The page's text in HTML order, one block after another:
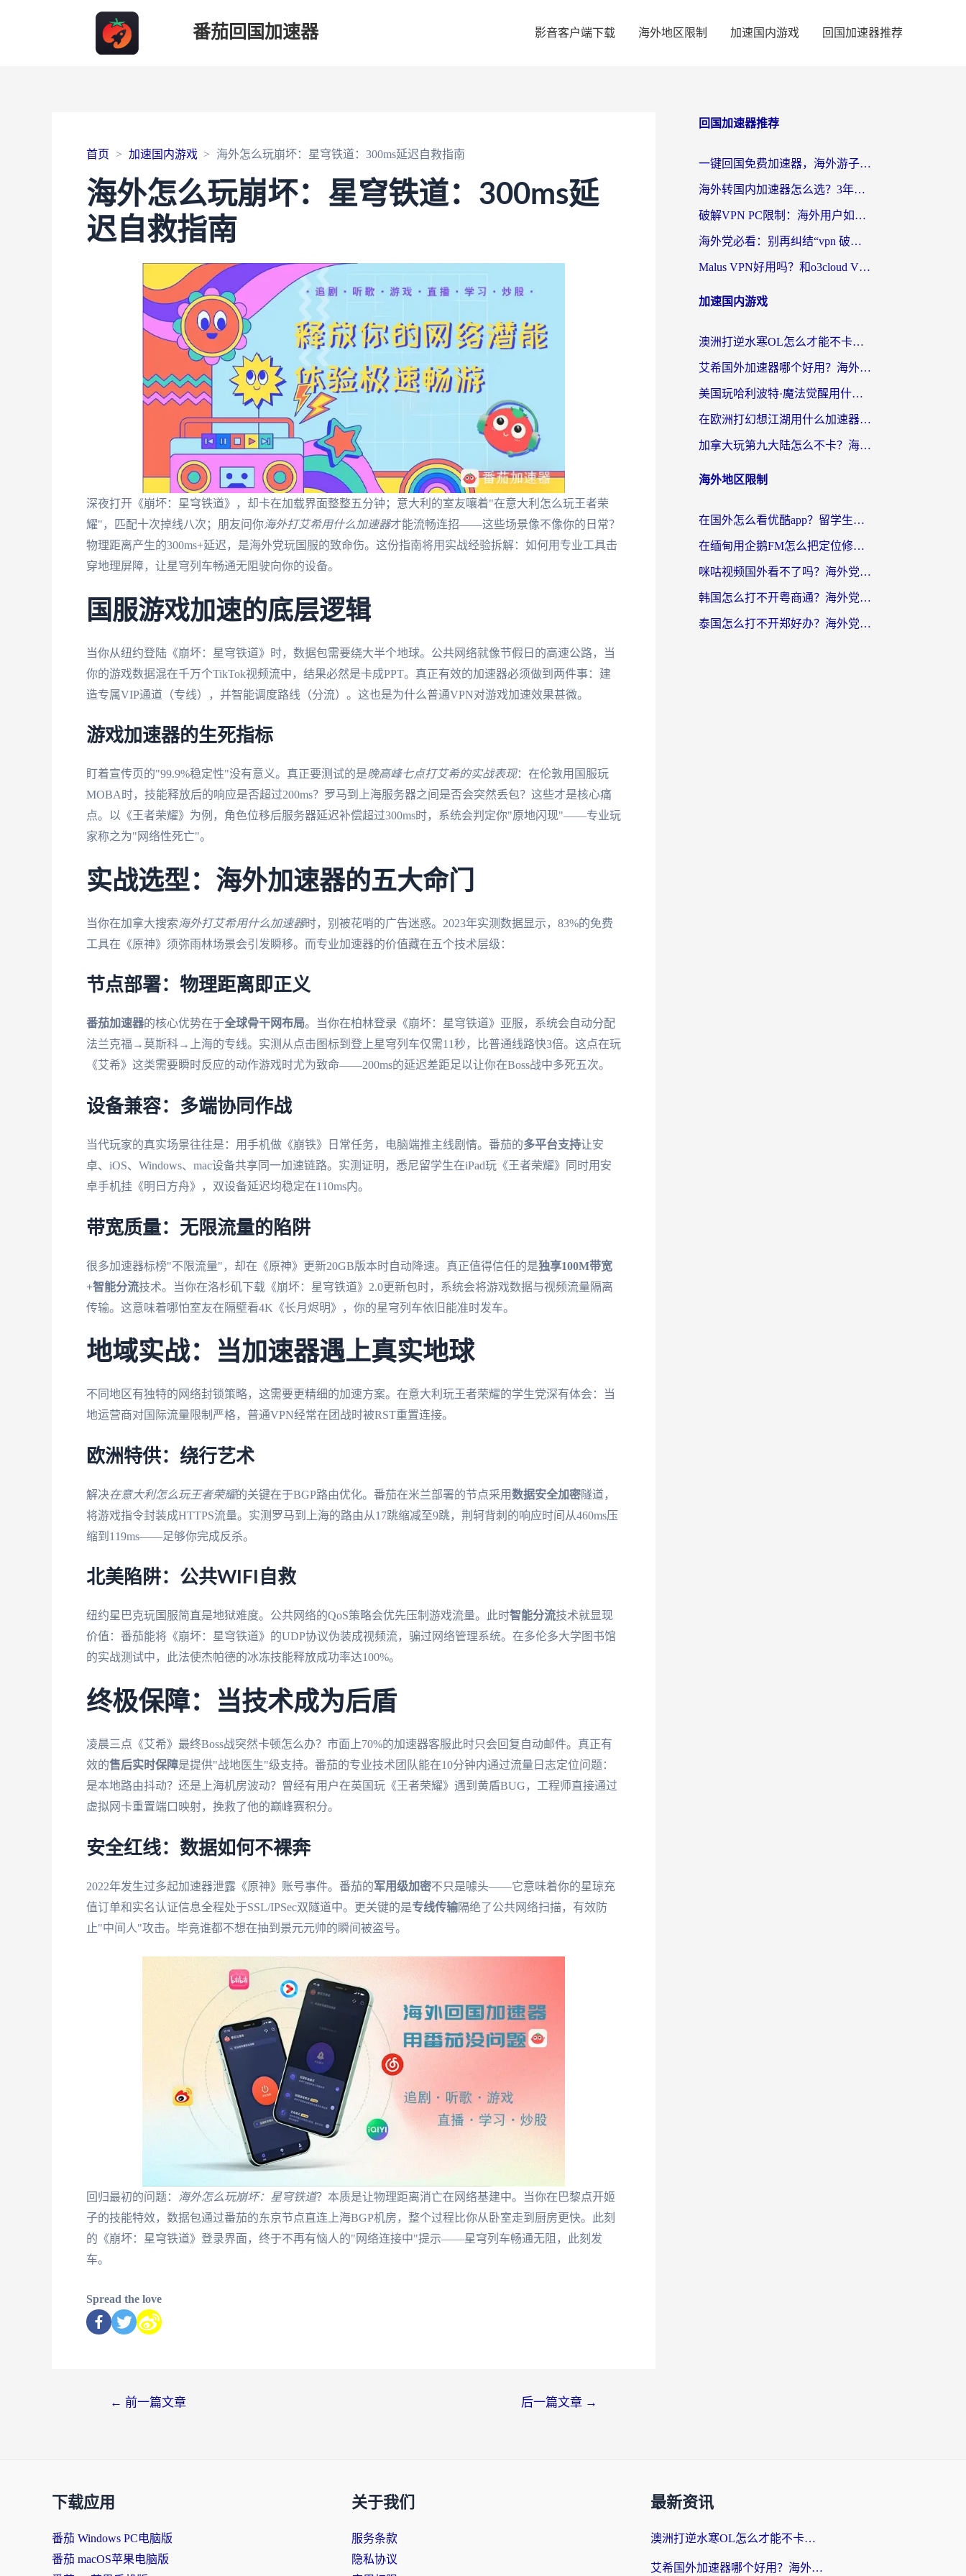
番茄回国加速器 影音客户端下载 海外地区限制 加速国内游戏 回国加速器推荐
首页 加速国内游戏 海外怎么玩崩坏：星穹铁道：300ms延迟自救指南
海外怎么玩崩坏：星穹铁道：300ms延
迟自救指南
深夜打开《崩坏：星穹铁道》，却卡在加载界面整整五分钟；意大利的室友嚷着"在意大利怎么玩王者荣
耀"，匹配十次掉线八次；朋友问你海外打艾希用什么加速器才能流畅连招——这些场景像不像你的日常？
物理距离产生的300ms+延迟，是海外党玩国服的致命伤。这份指南将用实战经验拆解：如何用专业工具击
穿地理屏障，让星穹列车畅通无阻驶向你的设备。
国服游戏加速的底层逻辑
当你从纽约登陆《崩坏：星穹铁道》时，数据包需要绕大半个地球。公共网络就像节假日的高速公路，当
你的游戏数据混在千万个TikTok视频流中，结果必然是卡成PPT。真正有效的加速器必须做到两件事：建
造专属VIP通道（专线），并智能调度路线（分流）。这也是为什么普通VPN对游戏加速效果甚微。
游戏加速器的生死指标
盯着宣传页的"99.9%稳定性"没有意义。真正要测试的是晚高峰七点打艾希的实战表现：在伦敦用国服玩
MOBA时，技能释放后的响应是否超过200ms？罗马到上海服务器之间是否会突然丢包？这些才是核心痛
点。以《王者荣耀》为例，角色位移后服务器延迟补偿超过300ms时，系统会判定你"原地闪现"——专业玩
家称之为"网络性死亡"。
实战选型：海外加速器的五大命门
当你在加拿大搜索海外打艾希用什么加速器时，别被花哨的广告迷惑。2023年实测数据显示，83%的免费
工具在《原神》须弥雨林场景会引发瞬移。而专业加速器的价值藏在五个技术层级：
节点部署：物理距离即正义
番茄加速器的核心优势在于全球骨干网布局。当你在柏林登录《崩坏：星穹铁道》亚服，系统会自动分配
法兰克福→莫斯科→上海的专线。实测从点击图标到登上星穹列车仅需11秒，比普通线路快3倍。这点在玩
《艾希》这类需要瞬时反应的动作游戏时尤为致命——200ms的延迟差距足以让你在Boss战中多死五次。
设备兼容：多端协同作战
当代玩家的真实场景往往是：用手机做《崩铁》日常任务，电脑端推主线剧情。番茄的多平台支持让安
卓、iOS、Windows、mac设备共享同一加速链路。实测证明，悉尼留学生在iPad玩《王者荣耀》同时用安
卓手机挂《明日方舟》，双设备延迟均稳定在110ms内。
带宽质量：无限流量的陷阱
很多加速器标榜"不限流量"，却在《原神》更新20GB版本时自动降速。真正值得信任的是独享100M带宽
+智能分流技术。当你在洛杉矶下载《崩坏：星穹铁道》2.0更新包时，系统会将游戏数据与视频流量隔离
传输。这意味着哪怕室友在隔壁看4K《长月烬明》，你的星穹列车依旧能准时发车。
地域实战：当加速器遇上真实地球
不同地区有独特的网络封锁策略，这需要更精细的加速方案。在意大利玩王者荣耀的学生党深有体会：当
地运营商对国际流量限制严格，普通VPN经常在团战时被RST重置连接。
欧洲特供：绕行艺术
解决在意大利怎么玩王者荣耀的关键在于BGP路由优化。番茄在米兰部署的节点采用数据安全加密隧道，
将游戏指令封装成HTTPS流量。实测罗马到上海的路由从17跳缩减至9跳，荆轲背刺的响应时间从460ms压
缩到119ms——足够你完成反杀。
北美陷阱：公共WIFI自救
纽约星巴克玩国服简直是地狱难度。公共网络的QoS策略会优先压制游戏流量。此时智能分流技术就显现
价值：番茄能将《崩坏：星穹铁道》的UDP协议伪装成视频流，骗过网络管理系统。在多伦多大学图书馆
的实战测试中，此法使杰帕德的冰冻技能释放成功率达100%。
终极保障：当技术成为后盾
凌晨三点《艾希》最终Boss战突然卡顿怎么办？市面上70%的加速器客服此时只会回复自动邮件。真正有
效的售后实时保障是提供"战地医生"级支持。番茄的专业技术团队能在10分钟内通过流量日志定位问题：
是本地路由抖动？还是上海机房波动？曾经有用户在英国玩《王者荣耀》遇到黄盾BUG，工程师直接通过
虚拟网卡重置端口映射，挽救了他的巅峰赛积分。
安全红线：数据如何不裸奔
2022年发生过多起加速器泄露《原神》账号事件。番茄的军用级加密不只是噱头——它意味着你的星琼充
值订单和实名认证信息全程处于SSL/IPSec双隧道中。更关键的是专线传输隔绝了公共网络扫描，有效防
止"中间人"攻击。毕竟谁都不想在抽到景元元帅的瞬间被盗号。
回归最初的问题： 海外怎么玩崩坏：星穹铁道？本质是让物理距离消亡在网络基建中。当你在巴黎点开姬
子的技能特效，数据包通过番茄的东京节点直连上海BGP机房，整个过程比你从卧室走到厨房更快。此刻
的《崩坏：星穹铁道》登录界面，终于不再有恼人的"网络连接中"提示——星穹列车畅通无阻，此刻发
车。
Spread the love
← 前一篇文章 后一篇文章 →
回国加速器推荐
一键回国免费加速器，海外游子的数字归乡路
海外转国内加速器怎么选？3年海外党亲测指南，无缝刷剧玩游戏不再难
破解VPN PC限制：海外用户如何选择回国加速器实现无缝访问国内资源
海外党必看：别再纠结“vpn 破解”，这样选回国加速器才能真正无缝访问国内资源
Malus VPN好用吗？和o3cloud VPN对比哪个回国效果更好？
加速国内游戏
澳洲打逆水寒OL怎么才能不卡？海外玩家国服游戏加速终极指南（附梦幻模拟战地铁跑酷解决办法）
艾希国外加速器哪个好用？海外玩家国服游戏畅玩终极指南（附欧洲玩鸣潮街头篮球实测）
美国玩哈利波特·魔法觉醒用什么加速器？告别延迟的终极指南（含免费QQ炫舞方案+印尼妄想山海秘籍）
在欧洲打幻想江湖用什么加速器好？海外玩家国服游戏畅玩指南
加拿大玩第九大陆怎么不卡？海外玩家国服游戏加速全攻略（附足球世界萤火突击实测）
海外地区限制
在国外怎么看优酷app？留学生海外华人必看的无限制追剧指南
在缅甸用企鹅FM怎么把定位修改到中国国内？海外党解决地域限制的实用指南
咪咕视频国外看不了吗？海外党亲测有效的回国加速解决方案
韩国怎么打不开粤商通？海外党必看的回国加速器选择指南（附加拿大农行俄罗斯有缘网解决方案）
泰国怎么打不开郑好办？海外党回国服务+影音追剧全搞定的实用指南
下载应用
番茄 Windows PC电脑版
番茄 macOS苹果电脑版
关于我们
服务条款
隐私协议
最新资讯
澳洲打逆水寒OL怎么才能不卡？海外玩家国服游戏加速终极指南（附梦幻模拟战地铁跑酷解决办法）
艾希国外加速器哪个好用？海外玩家国服游戏畅玩终极指南（附欧洲玩鸣潮街头篮球实测）